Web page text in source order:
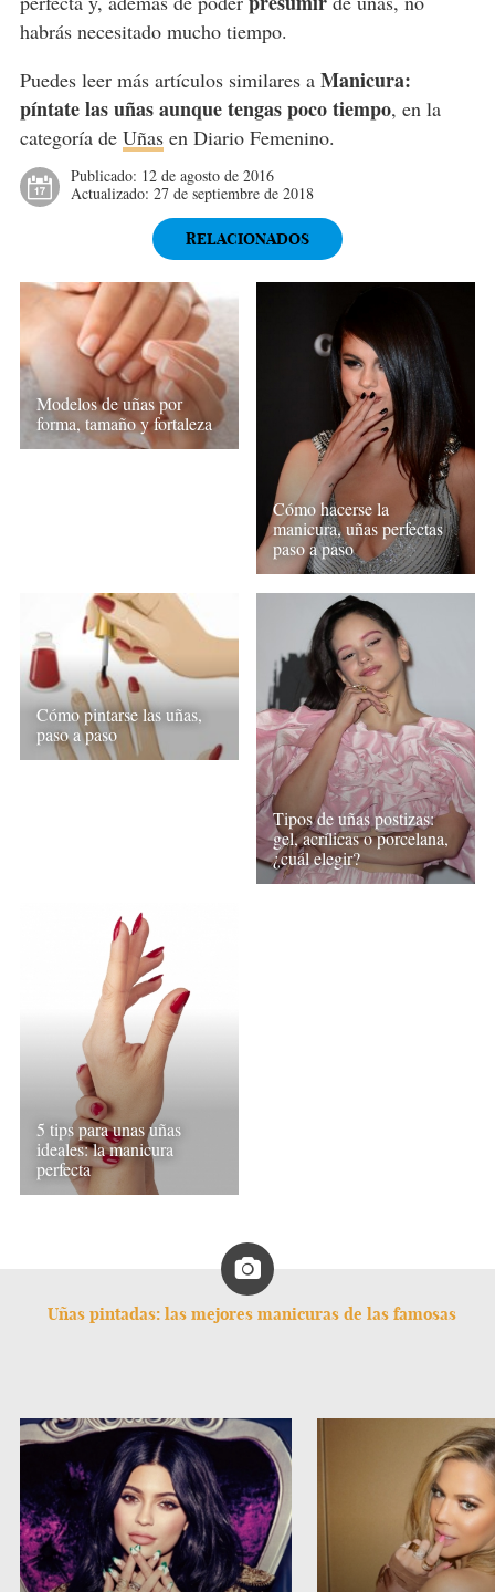
habrás necesitado mucho tiempo.
Puedes leer más artículos similares a Manicura:
píntate las uñas aunque tengas poco tiempo, en la
categoría de Uñasen Diario Femenino.
Publicado: 12 de agosto de 2016
Actualizado: 27 de septiembre de 2018
RELACIONADOS
Modelos de uñas por
forma, tamaño y fortaleza
Cómo hacerse la
manicura, uñas perfectas
paso a paso
Cómo pintarse las uñas,
paso a paso
Tipos de uñas postizas:
gel, acrílicas o porcelana,
¿cuál elegir?
5 tips para unas uñas
ideales: la manicura
perfecta
Uñas pintadas: las mejores manicuras de las famosas